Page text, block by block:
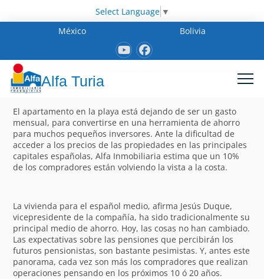
Select Language ▼
México
Bolivia
Alfa Turia
El apartamento en la playa está dejando de ser un gasto
mensual, para convertirse en una herramienta de ahorro
para muchos pequeños inversores. Ante la dificultad de
acceder a los precios de las propiedades en las principales
capitales españolas, Alfa Inmobiliaria estima que un 10%
de los compradores están volviendo la vista a la costa.
La vivienda para el español medio, afirma Jesús Duque,
vicepresidente de la compañía, ha sido tradicionalmente su
principal medio de ahorro. Hoy, las cosas no han cambiado.
Las expectativas sobre las pensiones que percibirán los
futuros pensionistas, son bastante pesimistas. Y, antes este
panorama, cada vez son más los compradores que realizan
operaciones pensando en los próximos 10 ó 20 años.